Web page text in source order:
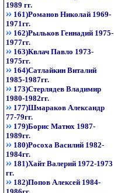
1989 гг.
161)Романов Николай 1969-
1971гг.
162)Рыльков Геннадий 1975-
1977гг.
163)Квлач Павло 1973-
1975гг.
164)Сатлайкин Виталий
1985-1987гг.
173)Стерлядев Владимир
1980-1982гг.
177)Шмараков Александр
77-79гг.
179)Борис Матюх 1987-
1989гг.
180)Росоха Василий 1982-
1984гг.
181)Хайт Валерий 1972-1973
гг.
182)Попов Алексей 1984-